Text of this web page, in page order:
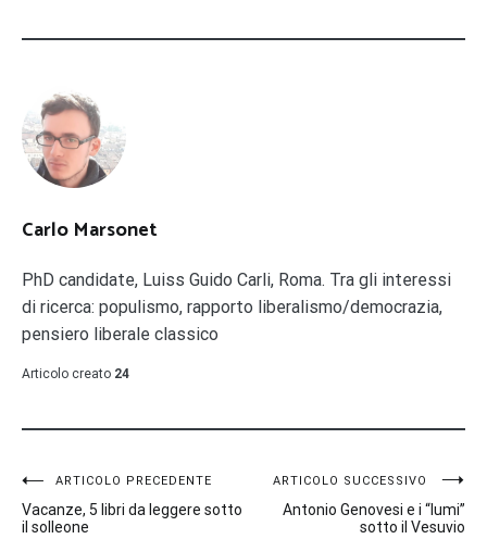
Carlo Marsonet
PhD candidate, Luiss Guido Carli, Roma. Tra gli interessi
di ricerca: populismo, rapporto liberalismo/democrazia,
pensiero liberale classico
Articolo creato 24
Navigazione
ARTICOLO PRECEDENTE
Vacanze, 5 libri da leggere sotto
il solleone
ARTICOLO SUCCESSIVO
Antonio Genovesi e i “lumi”
sotto il Vesuvio